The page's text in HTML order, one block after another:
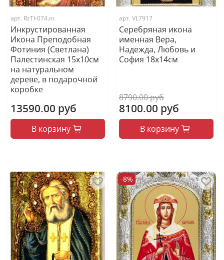
арт. RzTI-074.m
Инкрустированная
Икона Преподобная
Фотиния (Светлана)
Палестинская 15х10см
на натуральном
дереве, в подарочной
коробке
13590.00 руб
В корзину
арт. VL7917
Серебряная икона
именная Вера,
Надежда, Любовь и
София 18x14см
8790.00 руб
8100.00 руб
В корзину
-8%